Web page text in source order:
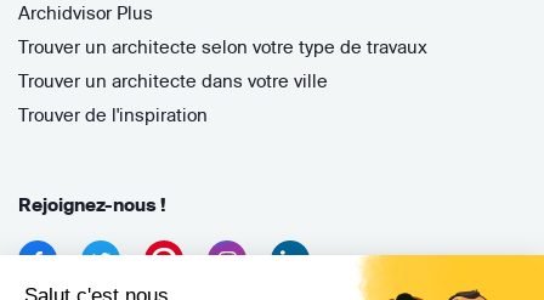
Salut c'est nous...
Archidvisor Plus
Trouver un architecte selon votre type de travaux
Trouver un architecte dans votre ville
Trouver de l'inspiration
Rejoignez-nous !